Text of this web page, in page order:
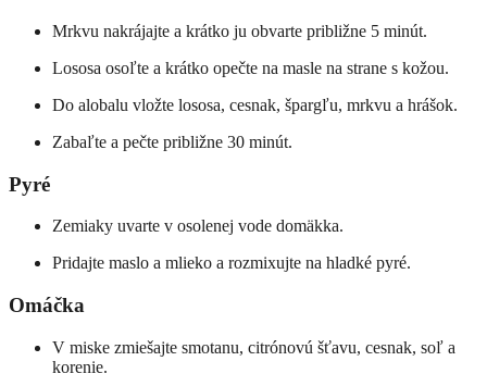
Mrkvu nakrájajte a krátko ju obvarte približne 5 minút.
Lososa osoľte a krátko opečte na masle na strane s kožou.
Do alobalu vložte lososa, cesnak, špargľu, mrkvu a hrášok.
Zabaľte a pečte približne 30 minút.
Pyré
Zemiaky uvarte v osolenej vode domäkka.
Pridajte maslo a mlieko a rozmixujte na hladké pyré.
Omáčka
V miske zmiešajte smotanu, citrónovú šťavu, cesnak, soľ a
korenie.